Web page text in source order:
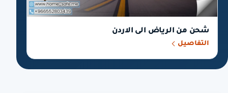
شحن من الرياض الى الاردن
التفاصيل